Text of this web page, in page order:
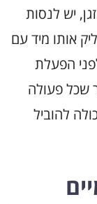
יש לנסות
אותו מיד עם
הפעלת
שכל פעולה
להוביל